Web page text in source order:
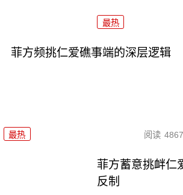
最热
菲方频挑仁爱礁事端的深层逻辑
最热 阅读 4867
菲方蓄意挑衅仁
反制